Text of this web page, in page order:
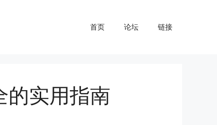
首页 论坛 链接
实用指南